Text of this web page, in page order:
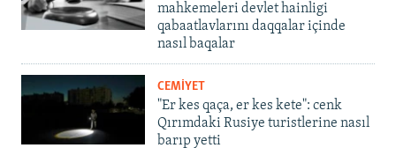
mahkemeleri devlet hainligi
qabaatlavlarını daqqalar içinde
nasıl baqalar
CEMİYET
"Er kes qaça, er kes kete": cenk
Qırımdaki Rusiye turistlerine nasıl
barıp yetti